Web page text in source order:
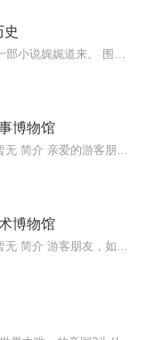
史
博物馆
博物馆